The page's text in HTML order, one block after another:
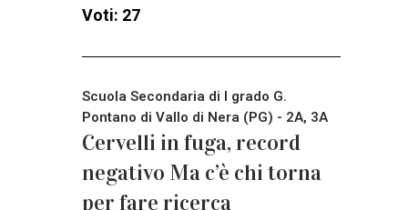
Voti: 27
Scuola Secondaria di I grado G.
Pontano di Vallo di Nera (PG) - 2A, 3A
Cervelli in fuga, record
negativo Ma c’è chi torna
per fare ricerca